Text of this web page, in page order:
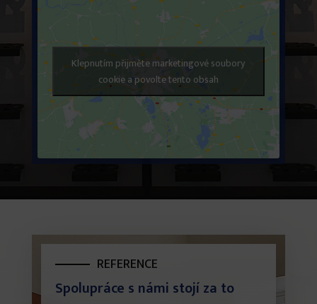
Klepnutím přijměte marketingové soubory
cookie a povolte tento obsah
REFERENCE
Spolupráce s námi stojí za to